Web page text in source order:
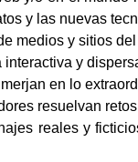
y las nuevas
medios y sitios
y
en lo
resuelvan
reales y